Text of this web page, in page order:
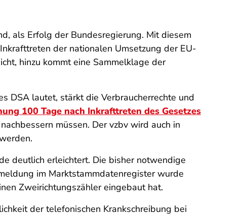
als Erfolg der Bundesregierung. Mit diesem
der nationalen Umsetzung der EU-
hinzu kommt eine Sammelklage der
DSA lautet, stärkt die Verbraucherrechte und
100 Tage nach Inkrafttreten des Gesetzes
müssen. Der vzbv wird auch in
deutlich erleichtert. Die bisher notwendige
im Marktstammdatenregister wurde
Zweirichtungszähler eingebaut hat.
der telefonischen Krankschreibung bei